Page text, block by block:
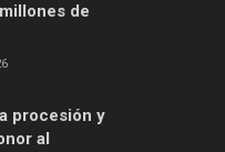
de
procesión y
al